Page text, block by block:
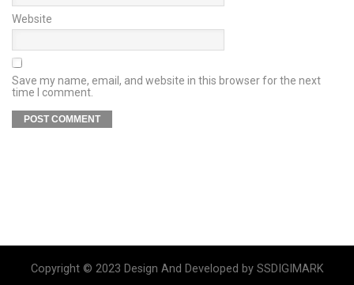
Website
Save my name, email, and website in this browser for the next
time I comment.
Copyright © 2023 Design And Developed by SSDIGIMARK